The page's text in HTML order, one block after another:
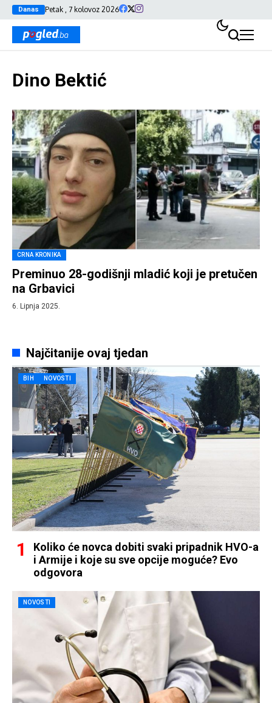
Danas Petak , 7 kolovoz 2026
Dino Bektić
CRNA KRONIKA
Preminuo 28-godišnji mladić koji je pretučen
na Grbavici
6. Lipnja 2025.
Najčitanije ovaj tjedan
BIH NOVOSTI
Koliko će novca dobiti svaki pripadnik HVO-a
i Armije i koje su sve opcije moguće? Evo
odgovora
NOVOSTI